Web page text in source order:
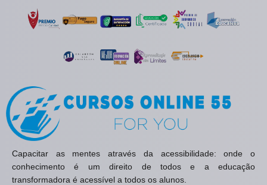
Capacitar as mentes através da acessibilidade: onde o
conhecimento é um direito de todos e a educação
transformadora é acessível a todos os alunos.